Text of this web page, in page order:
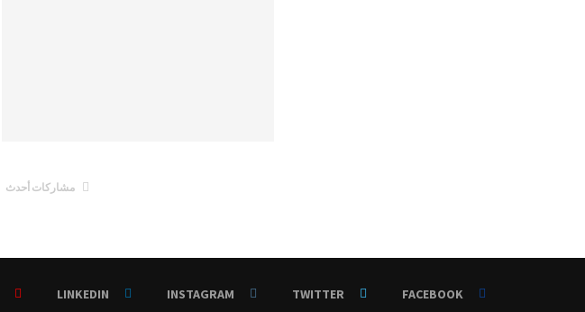
مشاركات أحدث
FACEBOOK
TWITTER
INSTAGRAM
LINKEDIN